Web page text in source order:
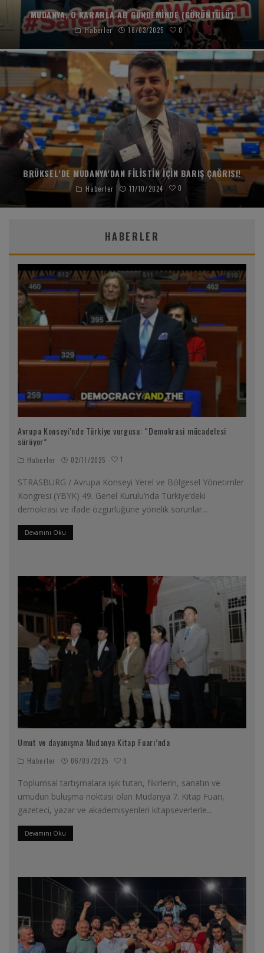
MUDANYA, O KARARLA AB GÜNDEMINDE (GÖRÜNTÜLÜ)
Haberler 16/03/2025 0
BRÜKSEL’DE MUDANYA’DAN FILISTIN IÇIN BARIŞ ÇAĞRISI!
Haberler 11/10/2024 0
HABERLER
Avrupa Konseyi’nde Türkiye vurgusu: “Demokrasi mücadelesi
sürüyor”
Haberler 02/11/2025 1
STRASBURG / Avrupa Konseyi Yerel ve Bölgesel Yönetimler
Kongresi (YBYK) 49. Genel Kurulu’nda Türkiye’deki
demokrasi ve ifade özgürlüğüne yönelik sorunlar...
Devamını Oku
Umut ve dayanışma Mudanya Kitap Fuarı’nda
Haberler 06/09/2025 0
Toplumsal tartışmalara ışık tutan, fikirlerin, sanatın ve
umudun buluşma noktası olan Mudanya 7. Kitap Fuarı,
gazeteci, yazar ve akademisyenleri kitapseverlerle...
Devamını Oku